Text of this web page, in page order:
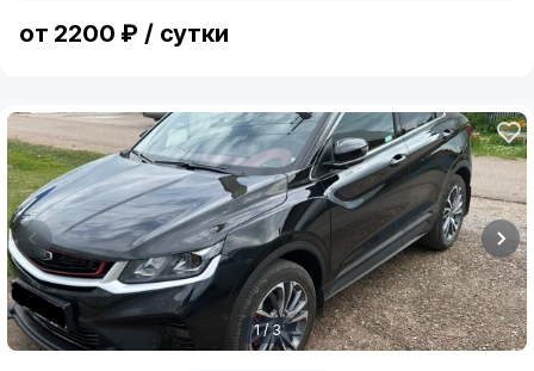
от 2200 ₽ / сутки
1 / 3